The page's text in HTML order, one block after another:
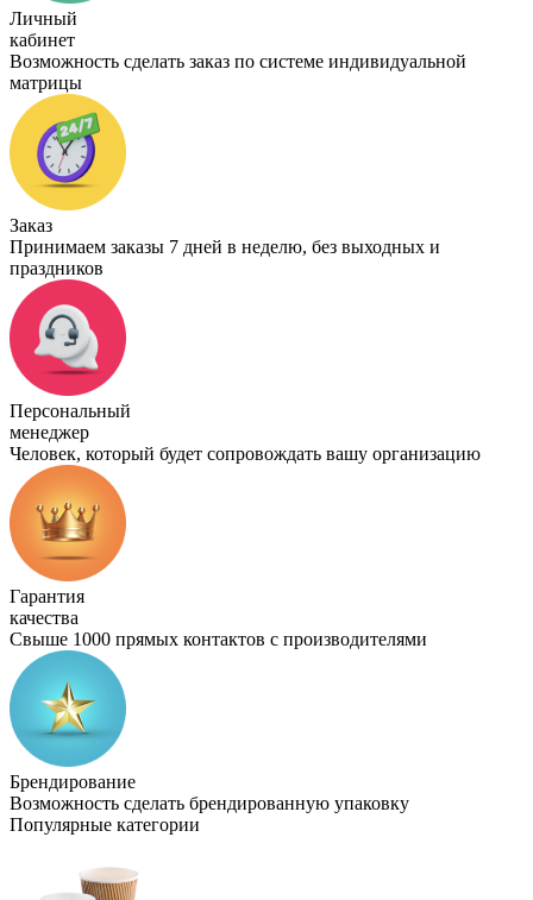
Личный
кабинет
Возможность сделать заказ по системе индивидуальной
матрицы
Заказ
Принимаем заказы 7 дней в неделю, без выходных и
праздников
Персональный
менеджер
Человек, который будет сопровождать вашу организацию
Гарантия
качества
Свыше 1000 прямых контактов с производителями
Брендирование
Возможность сделать брендированную упаковку
Популярные категории